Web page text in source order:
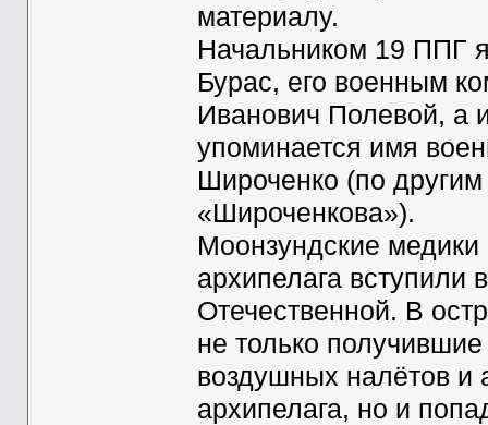
материалу.
Начальником 19 ППГ
Бурас, его военным
Иванович Полевой, а
упоминается имя
Широченко (по
«Широченкова»).
Моонзундские
архипелага вступили
Отечественной. В
не только
воздушных налётов и
архипелага, но и